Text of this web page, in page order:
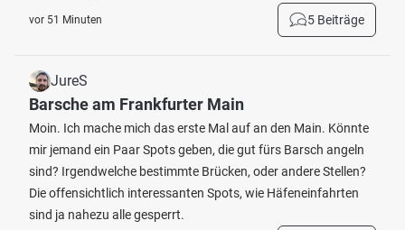
vor 51 Minuten 5 Beiträge
JureS
Barsche am Frankfurter Main
Moin. Ich mache mich das erste Mal auf an den Main. Könnte
mir jemand ein Paar Spots geben, die gut fürs Barsch angeln
sind? Irgendwelche bestimmte Brücken, oder andere Stellen?
Die offensichtlich interessanten Spots, wie Häfeneinfahrten
sind ja nahezu alle gesperrt.